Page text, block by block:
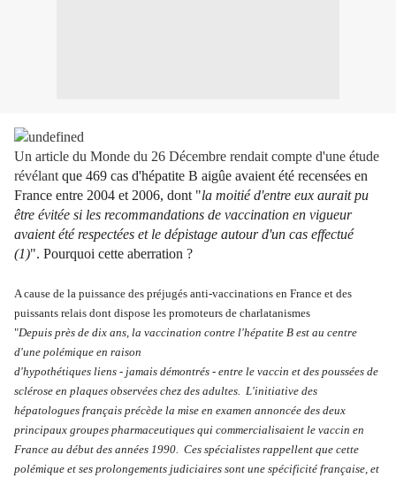
Un article du Monde du 26 Décembre rendait compte d'une étude
révélant que 469 cas d'hépatite B aigûe avaient été recensées en
France entre 2004 et 2006, dont "la moitié d'entre eux aurait pu
être évitée si les recommandations de vaccination en vigueur
avaient été respectées et le dépistage autour d'un cas effectué
(1)". Pourquoi cette aberration ?
A cause de la puissance des préjugés anti-vaccinations en France et des
puissants relais dont dispose les promoteurs de charlatanismes
"Depuis près de dix ans, la vaccination contre l'hépatite B est au centre
d'une polémique en raison
d'hypothétiques liens - jamais démontrés - entre le vaccin et des poussées de
sclérose en plaques observées chez des adultes. L'initiative des
hépatologues français précède la mise en examen annoncée des deux
principaux groupes pharmaceutiques qui commercialisaient le vaccin en
France au début des années 1990. Ces spécialistes rappellent que cette
polémique et ses prolongements judiciaires sont une spécificité française, et